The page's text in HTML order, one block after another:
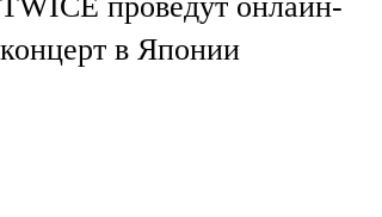
концерт в Японии